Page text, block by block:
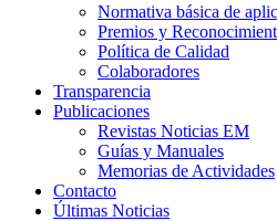
Normativa básica de
Premios y
Política de Calidad
Colaboradores
Transparencia
Publicaciones
Revistas Noticias EM
Guías y Manuales
Memorias de Actividades
Contacto
Últimas Noticias